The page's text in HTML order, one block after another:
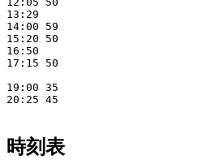
13:29
14:00 59
15:20 50
16:50
17:15 50
19:00 35
20:25 45
時刻表